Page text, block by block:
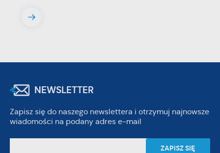
NEWSLETTER
Zapisz się do naszego newslettera i otrzymuj najnowsze
wiadomości na podany adres e-mail